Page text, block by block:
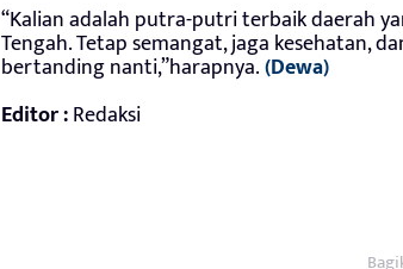
“Kalian adalah putra-putri terbaik daerah
Tengah. Tetap semangat, jaga kesehatan,
bertanding nanti,”harapnya.(Dewa)
Editor :Redaksi